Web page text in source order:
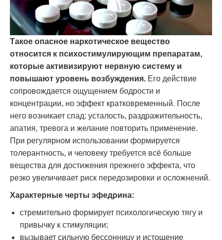
Такое опасное наркотическое вещество
относится к психостимулирующим препаратам,
которые активизируют нервную систему и
повышают уровень возбуждения. Его действие
сопровождается ощущением бодрости и
концентрации, но эффект кратковременный. После
него возникает спад: усталость, раздражительность,
апатия, тревога и желание повторить применение.
При регулярном использовании формируется
толерантность, и человеку требуется всё больше
вещества для достижения прежнего эффекта, что
резко увеличивает риск передозировки и осложнений.
Характерные черты эфедрина:
стремительно формирует психологическую тягу и
привычку к стимуляции;
вызывает сильную бессонницу и истощение